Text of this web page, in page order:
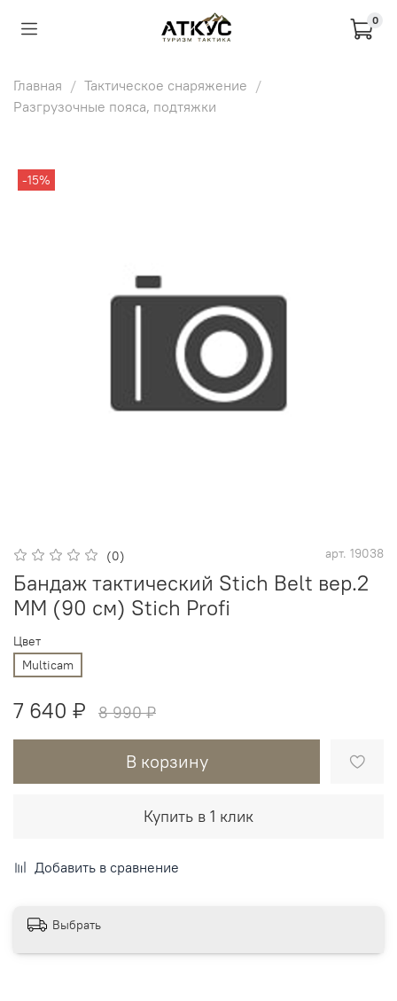
0
Главная
Тактическое снаряжение
Разгрузочные пояса, подтяжки
-15%
(0) арт. 19038
Бандаж тактический Stich Belt вер.2
ММ (90 см) Stich Profi
Цвет
Multicam
7 640 ₽ 8 990 ₽
В корзину
Купить в 1 клик
Добавить в сравнение
Выбрать